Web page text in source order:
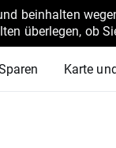
beinhalten
überlegen, ob
Karte